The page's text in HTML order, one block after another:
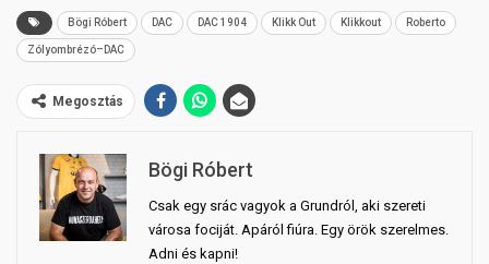
Bögi Róbert DAC DAC 1904 Klikk Out Klikkout Roberto
Zólyombrézó–DAC
Megosztás
Bögi Róbert
Csak egy srác vagyok a Grundról, aki szereti
városa fociját. Apáról fiúra. Egy örök szerelmes.
Adni és kapni!